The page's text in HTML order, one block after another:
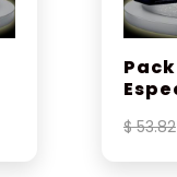
$53.82